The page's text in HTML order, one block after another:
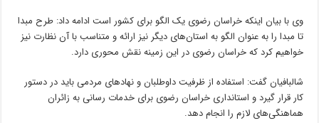
وی با بیان اینکه خراسان رضوی یک الگو برای کشور است ادامه داد: طرح مبدا
تا مبدا را به عنوان الگو به استان‌های دیگر نیز ارائه و متناسب با آن نظارت نیز
خواهیم کرد که خراسان رضوی در این زمینه نقش محوری دارد.
شالبافیان گفت: استفاده از ظرفیت داوطلبان و نهادهای مردمی باید در دستور
کار قرار گیرد و استانداری خراسان رضوی برای خدمات رسانی به زائران
هماهنگی‌های لازم را انجام دهد.